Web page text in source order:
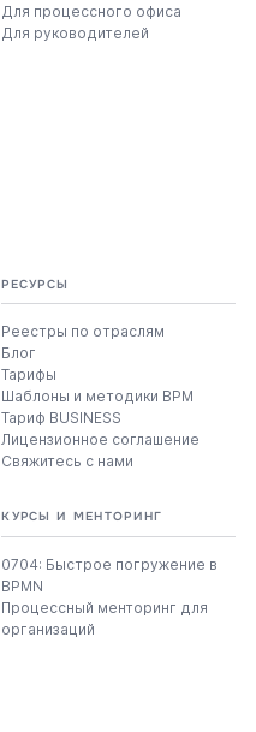
Для процессного офиса
Для руководителей
РЕСУРСЫ
Реестры по отраслям
Блог
Тарифы
Шаблоны и методики BPM
Тариф BUSINESS
Лицензионное соглашение
Свяжитесь с нами
КУРСЫ И МЕНТОРИНГ
0704: Быстрое погружение в
BPMN
Процессный менторинг для
организаций